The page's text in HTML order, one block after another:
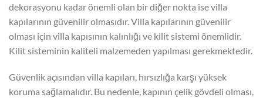
dekorasyonu kadar önemli olan bir diğer nokta ise villa
kapılarının güvenilir olmasıdır. Villa kapılarının güvenilir
olması için villa kapısının kalınlığı ve kilit sistemi önemlidir.
Kilit sisteminin kaliteli malzemeden yapılması gerekmektedir.
Güvenlik açısından villa kapıları, hırsızlığa karşı yüksek
koruma sağlamalıdır. Bu nedenle, kapının çelik gövdeli olması,